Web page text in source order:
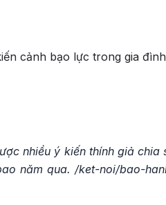
cảnh bạo lực trong gia
nhiều ý kiến thính giả
năm qua. /ket-noi/bao-